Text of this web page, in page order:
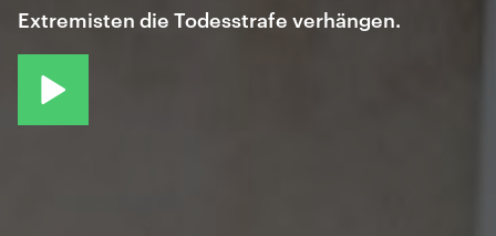
Extremisten die Todesstrafe verhängen.